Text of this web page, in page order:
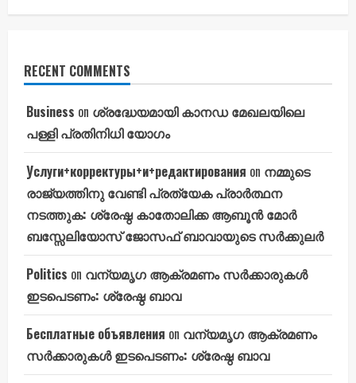
RECENT COMMENTS
Business on ശ്രദ്ധേയമായി കാനഡ മേഖലയിലെ
പള്ളി പ്രതിനിധി യോഗം
Услуги+корректуры+и+редактирования on നമ്മുടെ
രാജ്യത്തിനു വേണ്ടി പ്രത്യേക പ്രാർത്ഥന
നടത്തുക: ശ്രേഷ്ഠ കാതോലിക്ക ആബൂൻ മോർ
ബസ്സേലിയോസ് ജോസഫ് ബാവായുടെ സർക്കുലർ
Politics on വന്യമൃഗ ആക്രമണം സർക്കാരുകൾ
ഇടപെടണം: ശ്രേഷ്ഠ ബാവ
Бесплатные объявления on വന്യമൃഗ ആക്രമണം
സർക്കാരുകൾ ഇടപെടണം: ശ്രേഷ്ഠ ബാവ